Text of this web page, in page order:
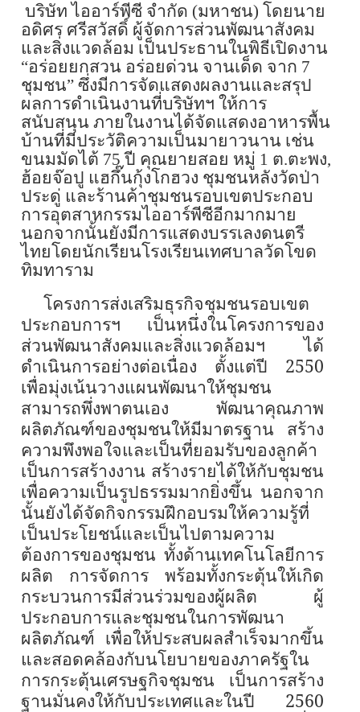
บริษัท ไออาร์พีซี จำกัด (มหาชน) โดยนาย
อดิศร ศรีสวัสดิ์ ผู้จัดการส่วนพัฒนาสังคม
และสิ่งแวดล้อม เป็นประธานในพิธีเปิดงาน
“อร่อยยกสวน อร่อยด่วน จานเด็ด จาก 7
ชุมชน” ซึ่งมีการจัดแสดงผลงานและสรุป
ผลการดำเนินงานที่บริษัทฯ ให้การ
สนับสนุน ภายในงานได้จัดแสดงอาหารพื้น
บ้านที่มีประวัติความเป็นมายาวนาน เช่น
ขนมมัดไต้ 75 ปี คุณยายสอย หมู่ 1 ต.ตะพง,
ฮ้อยจ๊อปู แฮกึ๊นกุ้งโกฮวง ชุมชนหลังวัดป่า
ประดู่ และร้านค้าชุมชนรอบเขตประกอบ
การอุตสาหกรรมไออาร์พีซีอีกมากมาย
นอกจากนั้นยังมีการแสดงบรรเลงดนตรี
ไทยโดยนักเรียนโรงเรียนเทศบาลวัดโขด
ทิมทาราม
โครงการส่งเสริมธุรกิจชุมชนรอบเขต
ประกอบการฯ เป็นหนึ่งในโครงการของ
ส่วนพัฒนาสังคมและสิ่งแวดล้อมฯ ได้
ดำเนินการอย่างต่อเนื่อง ตั้งแต่ปี 2550
เพื่อมุ่งเน้นวางแผนพัฒนาให้ชุมชน
สามารถพึ่งพาตนเอง พัฒนาคุณภาพ
ผลิตภัณฑ์ของชุมชนให้มีมาตรฐาน สร้าง
ความพึงพอใจและเป็นที่ยอมรับของลูกค้า
เป็นการสร้างงาน สร้างรายได้ให้กับชุมชน
เพื่อความเป็นรูปธรรมมากยิ่งขึ้น นอกจาก
นั้นยังได้จัดกิจกรรมฝึกอบรมให้ความรู้ที่
เป็นประโยชน์และเป็นไปตามความ
ต้องการของชุมชน ทั้งด้านเทคโนโลยีการ
ผลิต การจัดการ พร้อมทั้งกระตุ้นให้เกิด
กระบวนการมีส่วนร่วมของผู้ผลิต ผู้
ประกอบการและชุมชนในการพัฒนา
ผลิตภัณฑ์ เพื่อให้ประสบผลสำเร็จมากขึ้น
และสอดคล้องกับนโยบายของภาครัฐใน
การกระตุ้นเศรษฐกิจชุมชน เป็นการสร้าง
ฐานมั่นคงให้กับประเทศและในปี 2560